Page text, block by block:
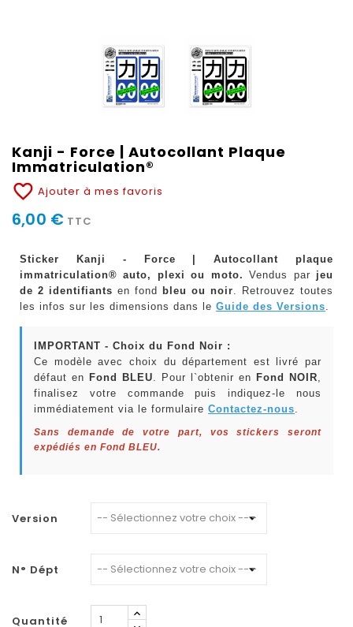
Kanji - Force | Autocollant Plaque
Immatriculation®
favorite_border Ajouter à mes favoris
6,00 € TTC
Sticker Kanji - Force | Autocollant plaque
immatriculation® auto, plexi ou moto. Vendus par jeu
de 2 identifiants en fond bleu ou noir. Retrouvez toutes
les infos sur les dimensions dans le Guide des Versions.
IMPORTANT - Choix du Fond Noir :
Ce modèle avec choix du département est livré par
défaut en Fond BLEU. Pour l`obtenir en Fond NOIR,
finalisez votre commande puis indiquez-le nous
immédiatement via le formulaire Contactez-nous.
Sans demande de votre part, vos stickers seront
expédiés en Fond BLEU.
Version
N° Dépt
Quantité